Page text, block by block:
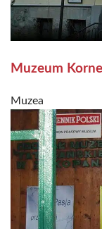
Muzeum
Muzea